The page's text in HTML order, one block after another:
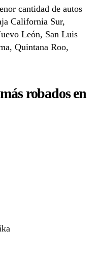
cantidad de autos
California Sur,
León, San Luis
Quintana Roo,
robados en